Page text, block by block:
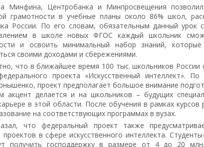
Минфина, Центробанка и Минпросвещения
грамотности в учебные планы около 86% школ,
России. По его словам, обязательным данный урок
в школе новых ФГОС каждый школьник
и освоить минимальный набор знаний,
своими доходами и сбережениями.
что в ближайшее время 100 тыс. школьников России
проекта «Искусственный интеллект».
проект предполагает большое внимание
акцент делается и на школьников – будущих
в этой области. После обучения в рамках курсов
на соответствующих программах в вузах.
что федеральный проект также
в сфере искусственного интеллекта.
получить господдержку в размере от 4 до 20